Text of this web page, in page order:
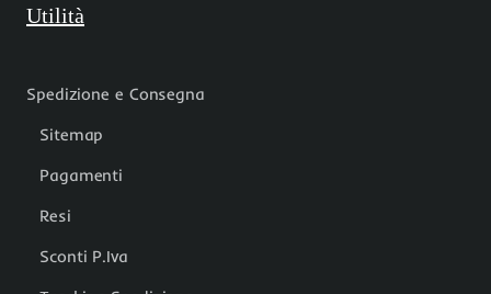
Utilità
Spedizione e Consegna
Sitemap
Pagamenti
Resi
Sconti P.Iva